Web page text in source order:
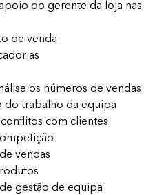
do gerente da loja nas
de venda
os números de vendas
do trabalho da equipa
com clientes
vendas
gestão de equipa